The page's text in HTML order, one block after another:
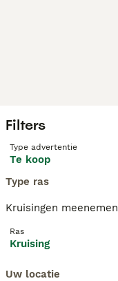
Filters
Type advertentie
Te koop
Type ras
Kruisingen meenemen
Ras
Kruising
Uw locatie